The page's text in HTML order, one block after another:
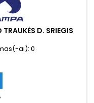
D. SRIEGIS
ai): 0